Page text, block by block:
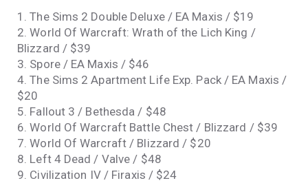
1. The Sims 2 Double Deluxe / EA Maxis / $19
2. World Of Warcraft: Wrath of the Lich King /
Blizzard / $39
3. Spore / EA Maxis / $46
4. The Sims 2 Apartment Life Exp. Pack / EA Maxis /
$20
5. Fallout 3 / Bethesda / $48
6. World Of Warcraft Battle Chest / Blizzard / $39
7. World Of Warcraft / Blizzard / $20
8. Left 4 Dead / Valve / $48
9. Civilization IV / Firaxis / $24